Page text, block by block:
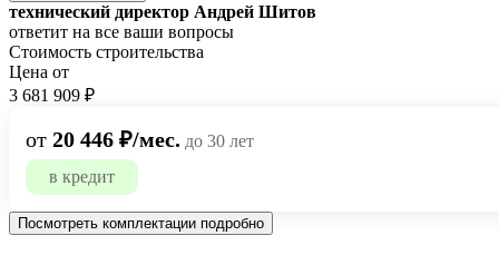
технический директор Андрей Шитов
ответит на все ваши вопросы
Стоимость строительства
Цена от
3 681 909 ₽
от 20 446 ₽/мес. до 30 лет
в кредит
Посмотреть комплектации подробно